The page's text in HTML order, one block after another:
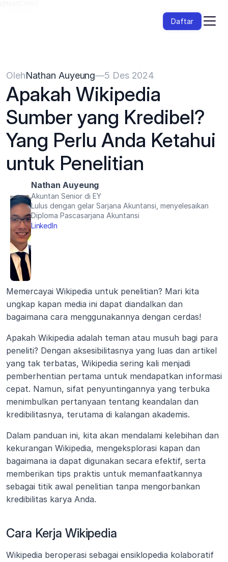
Daftar
OlehNathan Auyeung—5 Des 2024
Apakah Wikipedia
Sumber yang Kredibel?
Yang Perlu Anda Ketahui
untuk Penelitian
Nathan Auyeung
Akuntan Senior di EY
Lulus dengan gelar Sarjana Akuntansi, menyelesaikan
Diploma Pascasarjana Akuntansi
LinkedIn
Memercayai Wikipedia untuk penelitian? Mari kita
ungkap kapan media ini dapat diandalkan dan
bagaimana cara menggunakannya dengan cerdas!
Apakah Wikipedia adalah teman atau musuh bagi para
peneliti? Dengan aksesibilitasnya yang luas dan artikel
yang tak terbatas, Wikipedia sering kali menjadi
pemberhentian pertama untuk mendapatkan informasi
cepat. Namun, sifat penyuntingannya yang terbuka
menimbulkan pertanyaan tentang keandalan dan
kredibilitasnya, terutama di kalangan akademis.
Dalam panduan ini, kita akan mendalami kelebihan dan
kekurangan Wikipedia, mengeksplorasi kapan dan
bagaimana ia dapat digunakan secara efektif, serta
memberikan tips praktis untuk memanfaatkannya
sebagai titik awal penelitian tanpa mengorbankan
kredibilitas karya Anda.
Cara Kerja Wikipedia
Wikipedia beroperasi sebagai ensiklopedia kolaboratif